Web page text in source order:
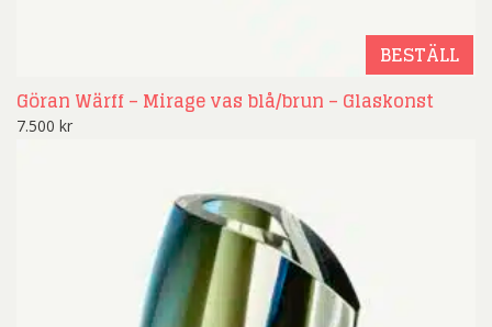
BESTÄLL
Göran Wärff – Mirage vas blå/brun – Glaskonst
7.500 kr